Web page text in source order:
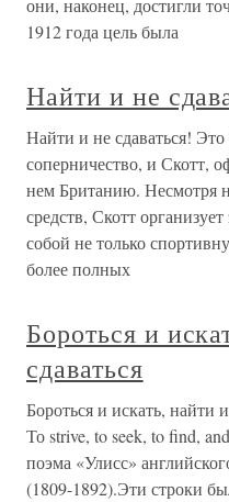
они, наконец, достигли
1912 года цель была
Найти и не
Найти и не сдаваться!
соперничество, и Скотт,
нем Британию. Несмотря
средств, Скотт
собой не только
более полных
Бороться и
сдаваться
Бороться и искать, найти
То strive, to seek, to find,
поэма «Улисс»
(1809-1892).Эти строки